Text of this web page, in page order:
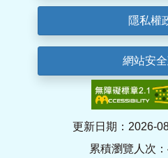
隱私權
網站安
更新日期：2026-
累積瀏覽人次